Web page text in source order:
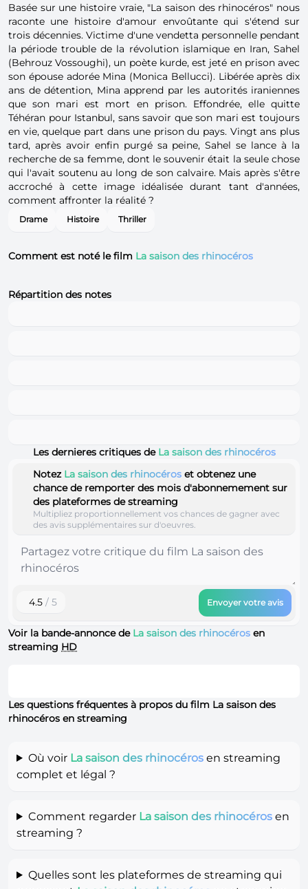
Basée sur une histoire vraie, "La saison des rhinocéros" nous
raconte une histoire d'amour envoûtante qui s'étend sur
trois décennies. Victime d'une vendetta personnelle pendant
la période trouble de la révolution islamique en Iran, Sahel
(Behrouz Vossoughi), un poète kurde, est jeté en prison avec
son épouse adorée Mina (Monica Bellucci). Libérée après dix
ans de détention, Mina apprend par les autorités iraniennes
que son mari est mort en prison. Effondrée, elle quitte
Téhéran pour Istanbul, sans savoir que son mari est toujours
en vie, quelque part dans une prison du pays. Vingt ans plus
tard, après avoir enfin purgé sa peine, Sahel se lance à la
recherche de sa femme, dont le souvenir était la seule chose
qui l'avait soutenu au long de son calvaire. Mais après s'être
accroché à cette image idéalisée durant tant d'années,
comment affronter la réalité ?
Drame Histoire Thriller
Comment est noté le film La saison des rhinocéros
Répartition des notes
Les dernieres critiques de La saison des rhinocéros
Notez La saison des rhinocéros et obtenez une
chance de remporter des mois d'abonnemement sur
des plateformes de streaming
Multipliez proportionnellement vos chances de gagner avec
des avis supplémentaires sur d'oeuvres.
4.5 / 5 Envoyer votre avis
Voir la bande-annonce de La saison des rhinocéros en
streaming HD
Les questions fréquentes à propos du film La saison des
rhinocéros en streaming
Où voir La saison des rhinocérosen streaming
complet et légal ?
Comment regarder La saison des rhinocérosen
streaming ?
Quelles sont les plateformes de streaming qui